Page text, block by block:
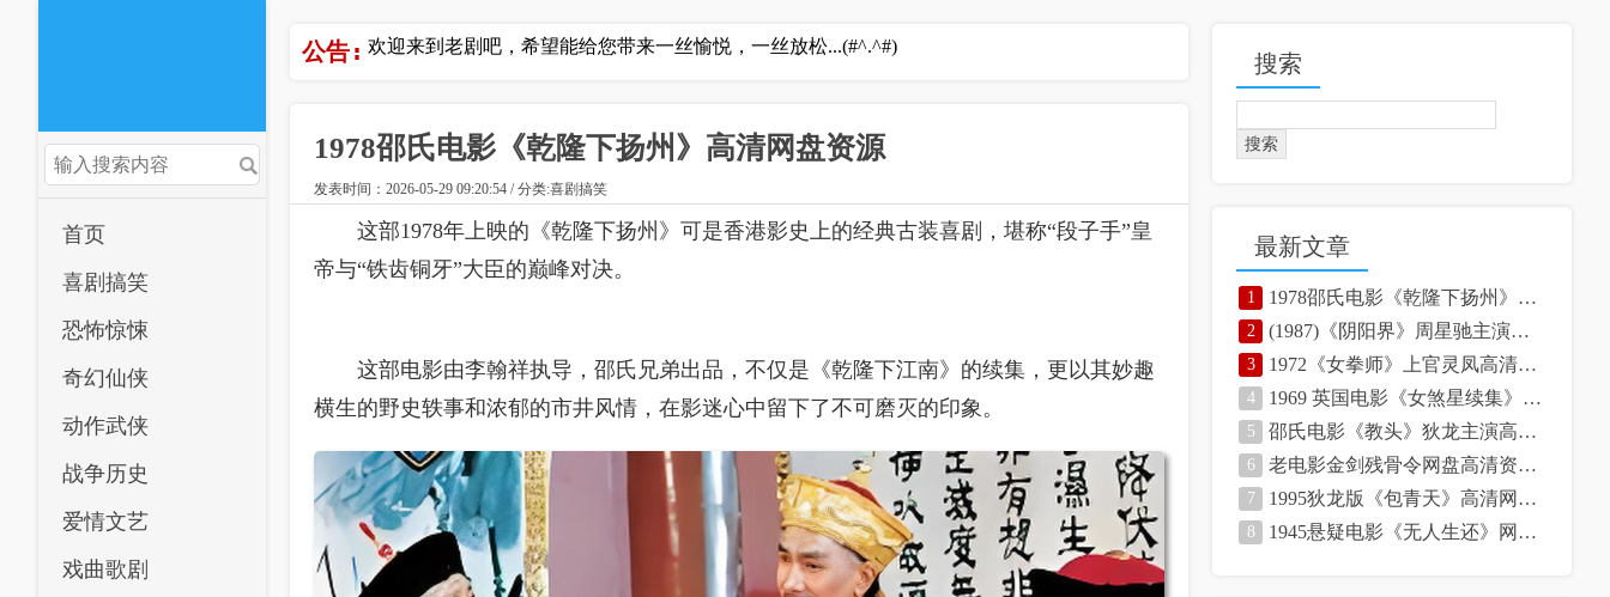
首页
喜剧搞笑
恐怖惊悚
奇幻仙侠
动作武侠
战争历史
爱情文艺
戏曲歌剧
公告: 欢迎来到老剧吧，希望能给您带来一丝愉悦，一丝放松...(#^.^#)
1978邵氏电影《乾隆下扬州》高清网盘资源
发表时间：2026-05-29 09:20:54 / 分类:喜剧搞笑
这部1978年上映的《乾隆下扬州》可是香港影史上的经典古装喜剧，堪称“段子手”皇
帝与“铁齿铜牙”大臣的巅峰对决。
这部电影由李翰祥执导，邵氏兄弟出品，不仅是《乾隆下江南》的续集，更以其妙趣
横生的野史轶事和浓郁的市井风情，在影迷心中留下了不可磨灭的印象。
搜索
最新文章
1 1978邵氏电影《乾隆下扬州》高清网盘资源
2 (1987)《阴阳界》周星驰主演高清网盘资源下载
3 1972《女拳师》上官灵凤高清网盘资源下载
4 1969 英国电影《女煞星续集》高清网盘资源下载
5 邵氏电影《教头》狄龙主演高清网盘资源
6 老电影金剑残骨令网盘高清资源无水印版
7 1995狄龙版《包青天》高清网盘资源
8 1945悬疑电影《无人生还》网盘资源下载